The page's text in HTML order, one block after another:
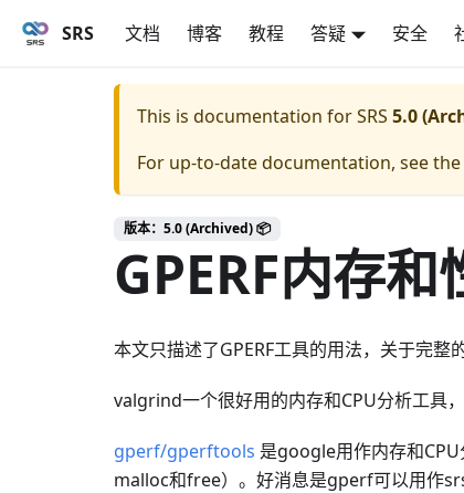
SRS 文档 博客 教程 答疑 安全
This is documentation forSRS 5.0
For up-to-date documentation, see the
版本：5.0 (Archived) 📦
GPERF内存
本文只描述了GPERF工具的用法，关于完整
valgrind一个很好用的内存和CPU分析工具，
gperf/gperftools 是google用作内存和
malloc和free）。好消息是gperf可以用作